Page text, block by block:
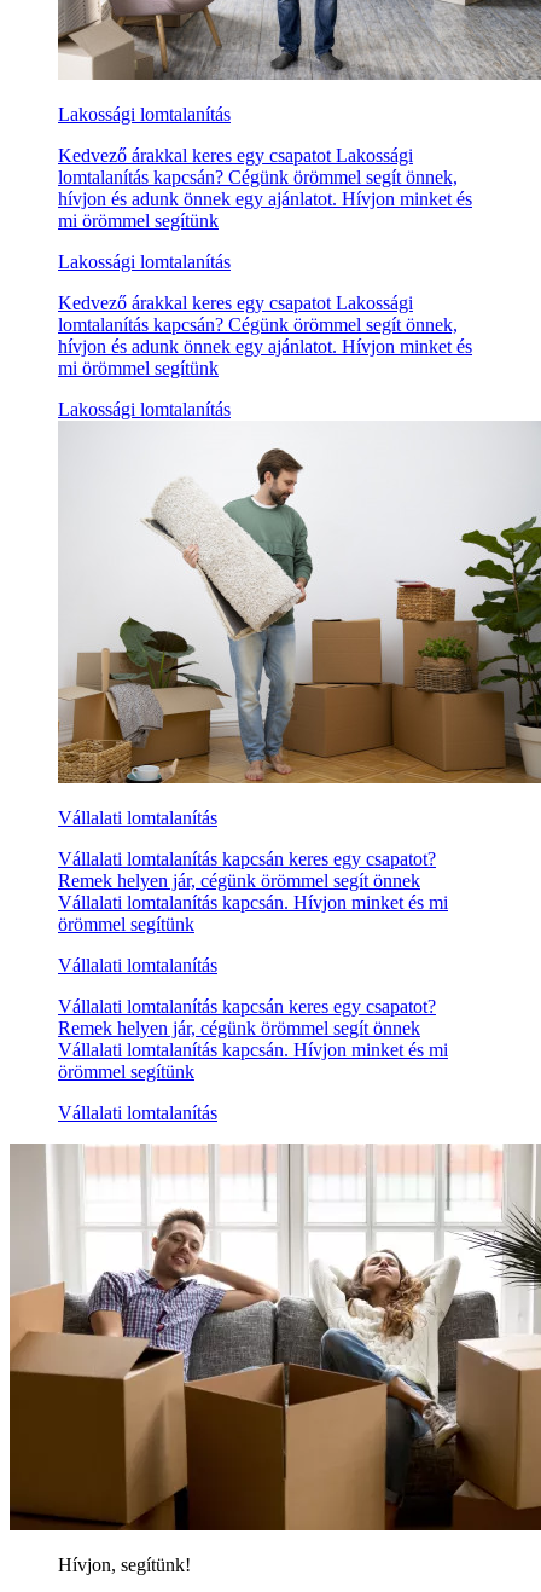
Lakossági lomtalanítás
Kedvező árakkal keres egy csapatot Lakossági
lomtalanítás kapcsán? Cégünk örömmel segít önnek,
hívjon és adunk önnek egy ajánlatot. Hívjon minket és
mi örömmel segítünk
Lakossági lomtalanítás
Kedvező árakkal keres egy csapatot Lakossági
lomtalanítás kapcsán? Cégünk örömmel segít önnek,
hívjon és adunk önnek egy ajánlatot. Hívjon minket és
mi örömmel segítünk
Lakossági lomtalanítás
Vállalati lomtalanítás
Vállalati lomtalanítás kapcsán keres egy csapatot?
Remek helyen jár, cégünk örömmel segít önnek
Vállalati lomtalanítás kapcsán. Hívjon minket és mi
örömmel segítünk
Vállalati lomtalanítás
Vállalati lomtalanítás kapcsán keres egy csapatot?
Remek helyen jár, cégünk örömmel segít önnek
Vállalati lomtalanítás kapcsán. Hívjon minket és mi
örömmel segítünk
Vállalati lomtalanítás
Hívjon, segítünk!